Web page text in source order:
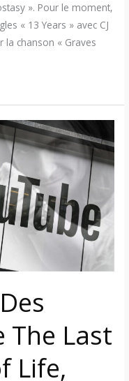
». Pour le moment,
« 13 Years » avec CJ
la chanson « Graves
The Last
Life,